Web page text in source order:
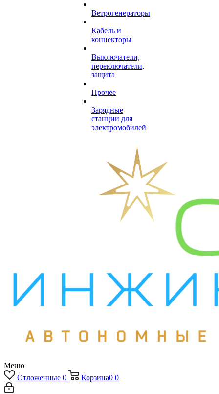
Ветрогенераторы
Кабель и
коннекторы
Выключатели,
переключатели,
защита
Прочее
Зарядные
станции для
электромобилей
Меню
Отложенные 0 Корзина0 0